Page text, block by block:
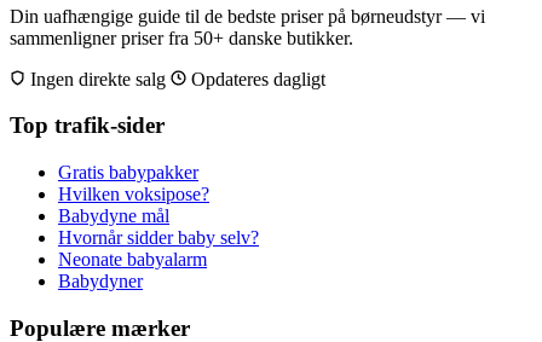
Din uafhængige guide til de bedste priser på børneudstyr — vi
sammenligner priser fra 50+ danske butikker.
Ingen direkte salg
Opdateres dagligt
Top trafik-sider
Gratis babypakker
Hvilken voksipose?
Babydyne mål
Hvornår sidder baby selv?
Neonate babyalarm
Babydyner
Populære mærker